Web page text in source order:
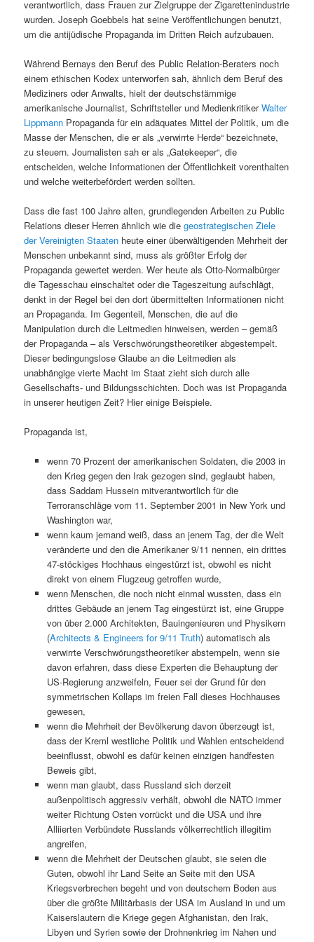
verantwortlich, dass Frauen zur Zielgruppe der Zigarettenindustrie
wurden. Joseph Goebbels hat seine Veröffentlichungen benutzt,
um die antijüdische Propaganda im Dritten Reich aufzubauen.
Während Bernays den Beruf des Public Relation-Beraters noch
einem ethischen Kodex unterworfen sah, ähnlich dem Beruf des
Mediziners oder Anwalts, hielt der deutschstämmige
amerikanische Journalist, Schriftsteller und MedienkritikerWalter
Lippmann Propaganda für ein adäquates Mittel der Politik, um die
Masse der Menschen, die er als „verwirrte Herde“ bezeichnete,
zu steuern. Journalisten sah er als „Gatekeeper“, die
entscheiden, welche Informationen der Öffentlichkeit vorenthalten
und welche weiterbefördert werden sollten.
Dass die fast 100 Jahre alten, grundlegenden Arbeiten zu Public
Relations dieser Herren ähnlich wie diegeostrategischen Ziele
der Vereinigten Staaten heute einer überwältigenden Mehrheit der
Menschen unbekannt sind, muss als größter Erfolg der
Propaganda gewertet werden. Wer heute als Otto-Normalbürger
die Tagesschau einschaltet oder die Tageszeitung aufschlägt,
denkt in der Regel bei den dort übermittelten Informationen nicht
an Propaganda. Im Gegenteil, Menschen, die auf die
Manipulation durch die Leitmedien hinweisen, werden – gemäß
der Propaganda – als Verschwörungstheoretiker abgestempelt.
Dieser bedingungslose Glaube an die Leitmedien als
unabhängige vierte Macht im Staat zieht sich durch alle
Gesellschafts- und Bildungsschichten. Doch was ist Propaganda
in unserer heutigen Zeit? Hier einige Beispiele.
Propaganda ist,
wenn 70 Prozent der amerikanischen Soldaten, die 2003 in
den Krieg gegen den Irak gezogen sind, geglaubt haben,
dass Saddam Hussein mitverantwortlich für die
Terroranschläge vom 11. September 2001 in New York und
Washington war,
wenn kaum jemand weiß, dass an jenem Tag, der die Welt
veränderte und den die Amerikaner 9/11 nennen, ein drittes
47-stöckiges Hochhaus eingestürzt ist, obwohl es nicht
direkt von einem Flugzeug getroffen wurde,
wenn Menschen, die noch nicht einmal wussten, dass ein
drittes Gebäude an jenem Tag eingestürzt ist, eine Gruppe
von über 2.000 Architekten, Bauingenieuren und Physikern
(Architects & Engineers for 9/11 Truth) automatisch als
verwirrte Verschwörungstheoretiker abstempeln, wenn sie
davon erfahren, dass diese Experten die Behauptung der
US-Regierung anzweifeln, Feuer sei der Grund für den
symmetrischen Kollaps im freien Fall dieses Hochhauses
gewesen,
wenn die Mehrheit der Bevölkerung davon überzeugt ist,
dass der Kreml westliche Politik und Wahlen entscheidend
beeinflusst, obwohl es dafür keinen einzigen handfesten
Beweis gibt,
wenn man glaubt, dass Russland sich derzeit
außenpolitisch aggressiv verhält, obwohl die NATO immer
weiter Richtung Osten vorrückt und die USA und ihre
Alliierten Verbündete Russlands völkerrechtlich illegitim
angreifen,
wenn die Mehrheit der Deutschen glaubt, sie seien die
Guten, obwohl ihr Land Seite an Seite mit den USA
Kriegsverbrechen begeht und von deutschem Boden aus
über die größte Militärbasis der USA im Ausland in und um
Kaiserslautern die Kriege gegen Afghanistan, den Irak,
Libyen und Syrien sowie der Drohnenkrieg im Nahen und